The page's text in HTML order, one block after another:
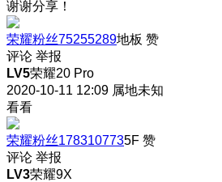
谢谢分享！
荣耀粉丝75255289地板 赞
评论 举报
LV5荣耀20 Pro
2020-10-11 12:09 属地未知
看看
荣耀粉丝1783107735F 赞
评论 举报
LV3荣耀9X